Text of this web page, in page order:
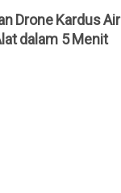
Drone Kardus
dalam 5 Menit